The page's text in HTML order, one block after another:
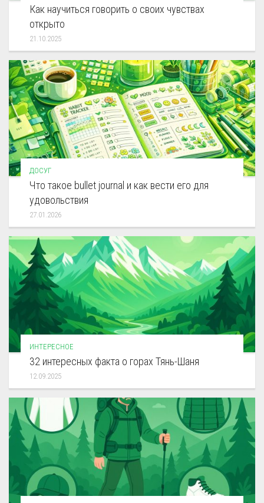
Как научиться говорить о своих чувствах
открыто
21.10.2025
ДОСУГ
Что такое bullet journal и как вести его для
удовольствия
27.01.2026
ИНТЕРЕСНОЕ
32 интересных факта о горах Тянь-Шаня
12.09.2025